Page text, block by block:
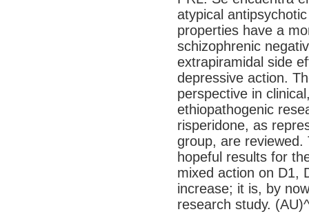
atypical
properties have a
schizophrenic
extrapiramidal side
depressive action.
perspective in
ethiopathogenic
risperidone, as
group, are reviewed.
hopeful results for
mixed action on D1,
increase; it is, by
research study.